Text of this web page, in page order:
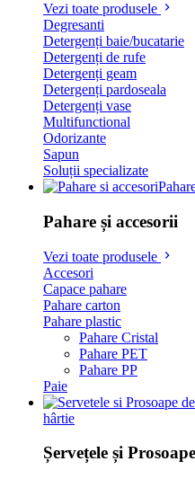
Vezi toate produsele
Degresanti
Detergenți baie/bucatarie
Detergenți de rufe
Detergenți geam
Detergenți pardoseala
Detergenți vase
Multifunctional
Odorizante
Sapun
Soluții specializate
Pahare și accesorii
Vezi toate produsele
Accesori
Capace pahare
Pahare carton
Pahare plastic
Pahare Cristal
Pahare PET
Pahare PP
Paie
hârtie
Șervețele și